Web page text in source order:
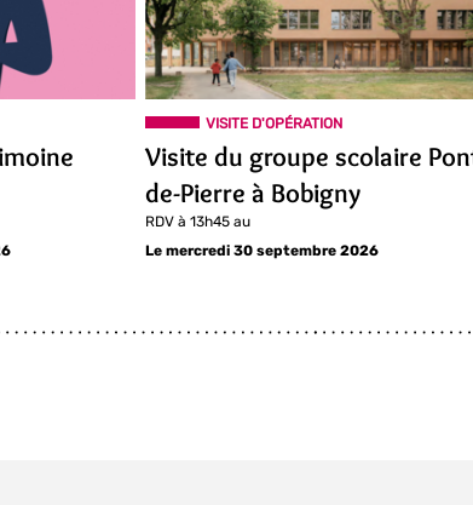
VISITE D'OPÉRATION
Visite du groupe scolaire
de-Pierre à Bobigny
RDV à 13h45 au
Le mercredi 30 septembre 2026